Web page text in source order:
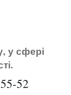
у сфері
52